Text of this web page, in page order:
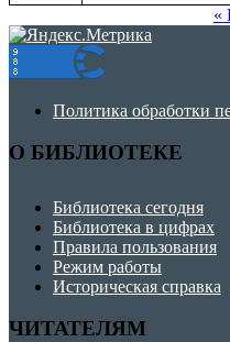
«
Политика обработки
О БИБЛИОТЕКЕ
Библиотека сегодня
Библиотека в цифрах
Правила пользования
Режим работы
Историческая справка
ЧИТАТЕЛЯМ